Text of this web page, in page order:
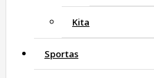
Kita
Sportas